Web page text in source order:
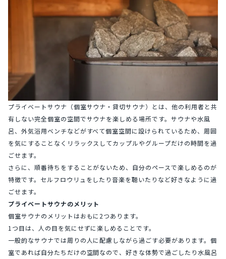
プライベートサウナ（個室サウナ・貸切サウナ）とは、他の利用者と共
有しない完全個室の空間でサウナを楽しめる場所です。サウナや水風
呂、外気浴用ベンチなどがすべて個室空間に設けられているため、周囲
を気にすることなくリラックスしてカップルやグループだけの時間を過
ごせます。
さらに、順番待ちをすることがないため、自分のペースで楽しめるのが
特徴です。セルフロウリュをしたり音楽を聴いたりなど好きなように過
ごせます。
プライベートサウナのメリット
個室サウナのメリットはおもに2つあります。
1つ目は、人の目を気にせずに楽しめることです。
一般的なサウナでは周りの人に配慮しながら過ごす必要があります。個
室であれば自分たちだけの空間なので、好きな体勢で過ごしたり水風呂